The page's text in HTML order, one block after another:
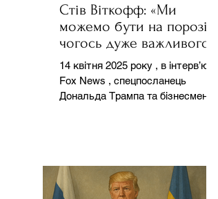
Стів Віткофф: «Ми
можемо бути на порозі
чогось дуже важливого
для світу» — але що це
означає?
14 квітня 2025 року , в інтерв’ю на
Fox News , спецпосланець
Дональда Трампа та бізнесмен